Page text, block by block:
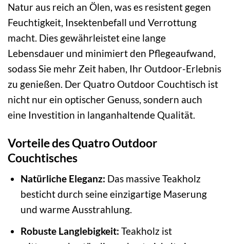
Natur aus reich an Ölen, was es resistent gegen
Feuchtigkeit, Insektenbefall und Verrottung
macht. Dies gewährleistet eine lange
Lebensdauer und minimiert den Pflegeaufwand,
sodass Sie mehr Zeit haben, Ihr Outdoor-Erlebnis
zu genießen. Der Quatro Outdoor Couchtisch ist
nicht nur ein optischer Genuss, sondern auch
eine Investition in langanhaltende Qualität.
Vorteile des Quatro Outdoor
Couchtisches
Natürliche Eleganz: Das massive Teakholz
besticht durch seine einzigartige Maserung
und warme Ausstrahlung.
Robuste Langlebigkeit: Teakholz ist